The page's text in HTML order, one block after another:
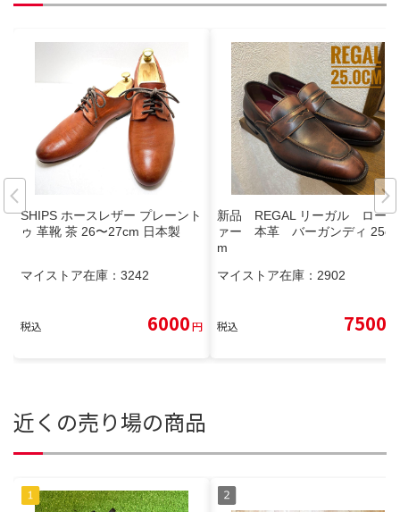
SHIPS ホースレザー プレーント
ゥ 革靴 茶 26〜27cm 日本製
マイストア在庫： 3242
税込 6000円
新品 REGAL リーガル ローフ
ァー 本革 バーガンディ 25c
m
マイストア在庫： 2902
税込 7500
近くの売り場の商品